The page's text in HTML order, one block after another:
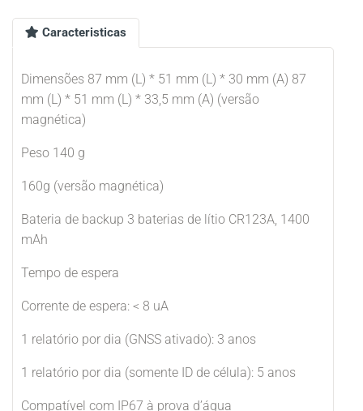
Caracteristicas
Dimensões 87 mm (L) * 51 mm (L) * 30 mm (A) 87
mm (L) * 51 mm (L) * 33,5 mm (A) (versão
magnética)
Peso 140 g
160g (versão magnética)
Bateria de backup 3 baterias de lítio CR123A, 1400
mAh
Tempo de espera
Corrente de espera: < 8 uA
1 relatório por dia (GNSS ativado): 3 anos
1 relatório por dia (somente ID de célula): 5 anos
Compatível com IP67 à prova d’água